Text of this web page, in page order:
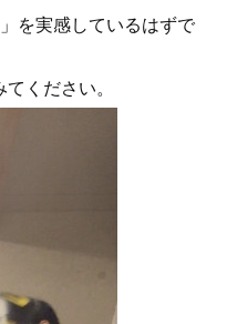
を実感しているはずで
ください。